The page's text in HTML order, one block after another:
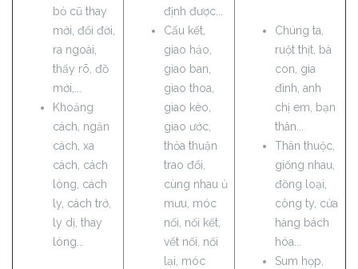
bỏ cũ thay
mới, đổi đời,
ra ngoài,
thấy rõ, đồ
mới,...
Khoảng
cách, ngăn
cách, xa
cách, cách
lòng, cách
ly, cách trở,
ly dị, thay
lòng...
định được...
Cấu kết,
giao hảo,
giao ban,
giao thoa,
giao kèo,
giao ước,
thỏa thuận
trao đổi,
cùng nhau ủ
mưu, móc
nối, nối kết,
vết nối, nối
lại, móc
Chúng ta,
ruột thịt, bà
con, gia
đình, anh
chị em, bạn
thân...
Thân thuộc,
giống nhau,
đồng loại,
công ty, cửa
hàng bách
hóa...
Sum họp,